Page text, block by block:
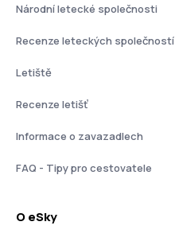
Národní letecké společnosti
Recenze leteckých společností
Letiště
Recenze letišť
Informace o zavazadlech
FAQ - Tipy pro cestovatele
O eSky